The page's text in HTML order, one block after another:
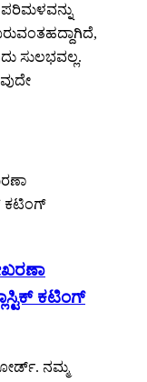
ಪರಿಮಳವನ್ನು
ಸುಲಭವಲ್ಲ.
ಕಟಿಂಗ್
ನಮ್ಮ